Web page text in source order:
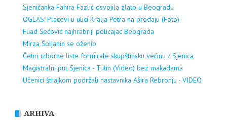
Sjeničanka Fahira Fazlić osvojila zlato u Beogradu
OGLAS: Placevi u ulici Kralja Petra na prodaju (Foto)
Fuad Šećović najhrabriji policajac Beograda
Mirza Šoljanin se oženio
Četiri izborne liste formirale skupštinsku većinu / Sjenica
Magistralni put Sjenica - Tutin (Video) bez makadama
Učenici štrajkom podržali nastavnika Ašira Rebronju - VIDEO
ARHIVA